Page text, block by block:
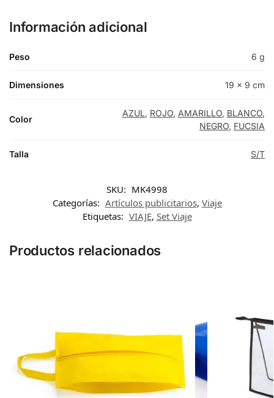
Información adicional
Peso 6 g
Dimensiones 19 × 9 cm
Color
AZUL, ROJO, AMARILLO, BLANCO,
NEGRO, FUCSIA
Talla S/T
SKU: MK4998
Categorías: Artículos publicitarios, Viaje
Etiquetas: VIAJE, Set Viaje
Productos relacionados